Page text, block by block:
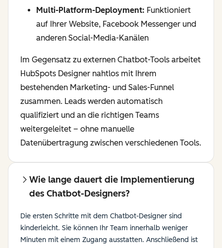
Multi-Platform-Deployment: Funktioniert
auf Ihrer Website, Facebook Messenger und
anderen Social-Media-Kanälen
Im Gegensatz zu externen Chatbot-Tools arbeitet
HubSpots Designer nahtlos mit Ihrem
bestehenden Marketing- und Sales-Funnel
zusammen. Leads werden automatisch
qualifiziert und an die richtigen Teams
weitergeleitet – ohne manuelle
Datenübertragung zwischen verschiedenen Tools.
Wie lange dauert die Implementierung
des Chatbot-Designers?
Die ersten Schritte mit dem Chatbot-Designer sind
kinderleicht. Sie können Ihr Team innerhalb weniger
Minuten mit einem Zugang ausstatten. Anschließend ist